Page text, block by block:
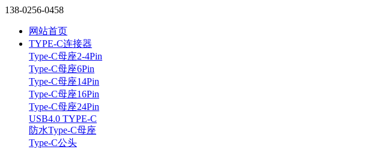
138-0256-0458
网站首页
TYPE-C连接器
Type-C母座2-4Pin
Type-C母座6Pin
Type-C母座14Pin
Type-C母座16Pin
Type-C母座24Pin
USB4.0 TYPE-C
防水Type-C母座
Type-C公头